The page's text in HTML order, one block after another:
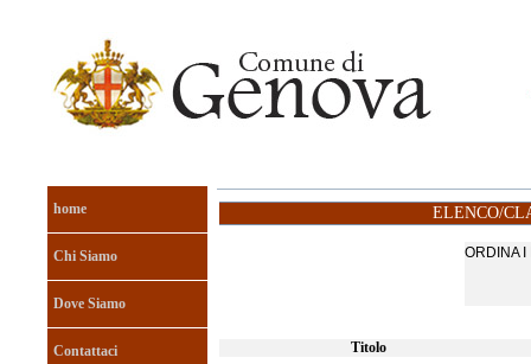
home
Chi Siamo
Dove Siamo
Contattaci
ELENCO/
Titolo